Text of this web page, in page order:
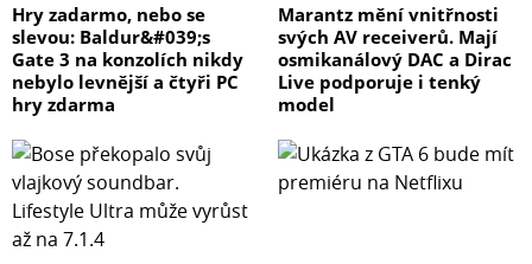
Hry zadarmo, nebo se
slevou: Baldur&#039;s
Gate 3 na konzolích nikdy
nebylo levnější a čtyři PC
hry zdarma
Marantz mění vnitřnosti
svých AV receiverů. Mají
osmikanálový DAC a Dirac
Live podporuje i tenký
model